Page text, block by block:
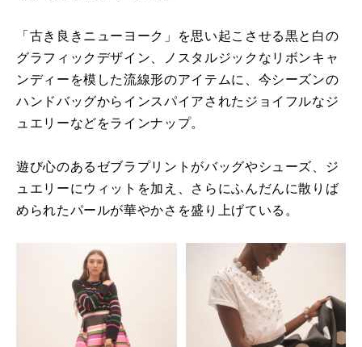
「古き良きニューヨーク」を思い起こさせる黒と白の
グラフィックデザイン、ノスタルジックなリボンキャ
ンディーを模した流線形のアイテムに、今シーズンの
ハンドバッグからインスパイアされたジョイフルなジ
ュエリーなどをラインナップ。
遊び心のあるゼブラプリントがバッグやシューズ、ジ
ュエリーにウィットを加え、さらにふんだんに散りば
められたパールが華やかさを盛り上げている。